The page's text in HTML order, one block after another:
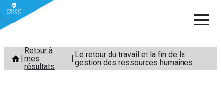
Aller
contenu
Retour à
mes
résultats
Le retour du travail et la fin de la
gestion des ressources humaines